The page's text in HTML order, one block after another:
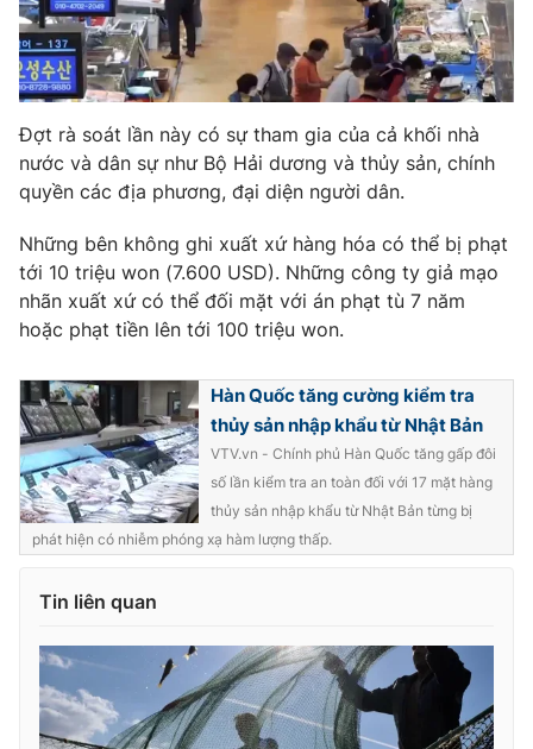
Sản phẩm
Thị trường
Tư vấn
Lịch phát sóng
Chuyên mục khác
Emagazine Podcast
Photo Infographic
Video Shorts video
VTV Money VTV Thể thao
VTV Sức khoẻ Bất động sản
Thị trường 24h Tấm lòng Việt
VTV4
VTV9 VTV8
Liên hệ tòa soạn English
Đợt rà soát lần này có sự tham gia của cả khối nhà
nước và dân sự như Bộ Hải dương và thủy sản, chính
quyền các địa phương, đại diện người dân.
Những bên không ghi xuất xứ hàng hóa có thể bị phạt
tới 10 triệu won (7.600 USD). Những công ty giả mạo
nhãn xuất xứ có thể đối mặt với án phạt tù 7 năm
hoặc phạt tiền lên tới 100 triệu won.
Hàn Quốc tăng cường kiểm tra
thủy sản nhập khẩu từ Nhật Bản
VTV.vn - Chính phủ Hàn Quốc tăng gấp đôi
số lần kiểm tra an toàn đối với 17 mặt hàng
thủy sản nhập khẩu từ Nhật Bản từng bị
phát hiện có nhiễm phóng xạ hàm lượng thấp.
Tin liên quan